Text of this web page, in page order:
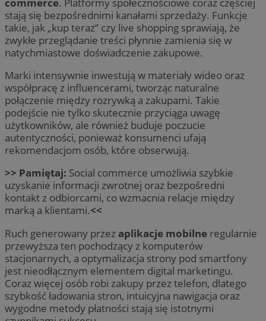
commerce. Platformy społecznościowe coraz częściej
stają się bezpośrednimi kanałami sprzedaży. Funkcje
takie, jak „kup teraz” czy live shopping sprawiają, że
zwykłe przeglądanie treści płynnie zamienia się w
natychmiastowe doświadczenie zakupowe.
Marki intensywnie inwestują w materiały wideo oraz
współpracę z influencerami, tworząc naturalne
połączenie między rozrywką a zakupami. Takie
podejście nie tylko skutecznie przyciąga uwagę
użytkowników, ale również buduje poczucie
autentyczności, ponieważ konsumenci ufają
rekomendacjom osób, które obserwują.
>> Pamiętaj: Social commerce umożliwia szybkie
uzyskanie informacji zwrotnej oraz bezpośredni
kontakt z odbiorcami, co wzmacnia relacje między
marką a klientami.<<
Ruch generowany przez aplikacje mobilne regularnie
przewyższa ten pochodzący z komputerów
stacjonarnych, a optymalizacja strony pod smartfony
jest nieodłącznym elementem digital marketingu.
Coraz więcej osób robi zakupy przez telefon, dlatego
szybkość ładowania stron, intuicyjna nawigacja oraz
wygodne metody płatności stają się istotnymi